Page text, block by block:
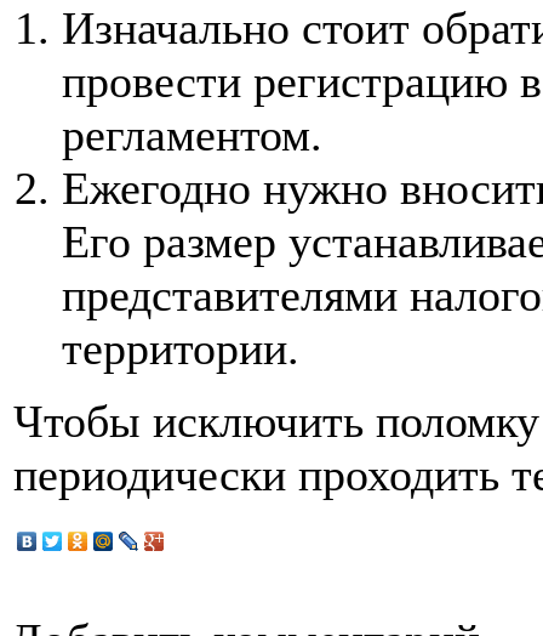
Изначально стоит
провести регистрацию
регламентом.
Ежегодно нужно
Его размер
представителями
территории.
Чтобы исключить поломку
периодически проходить